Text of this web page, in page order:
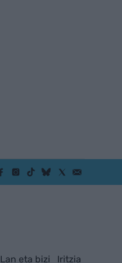
Lan eta bizi Iritzia